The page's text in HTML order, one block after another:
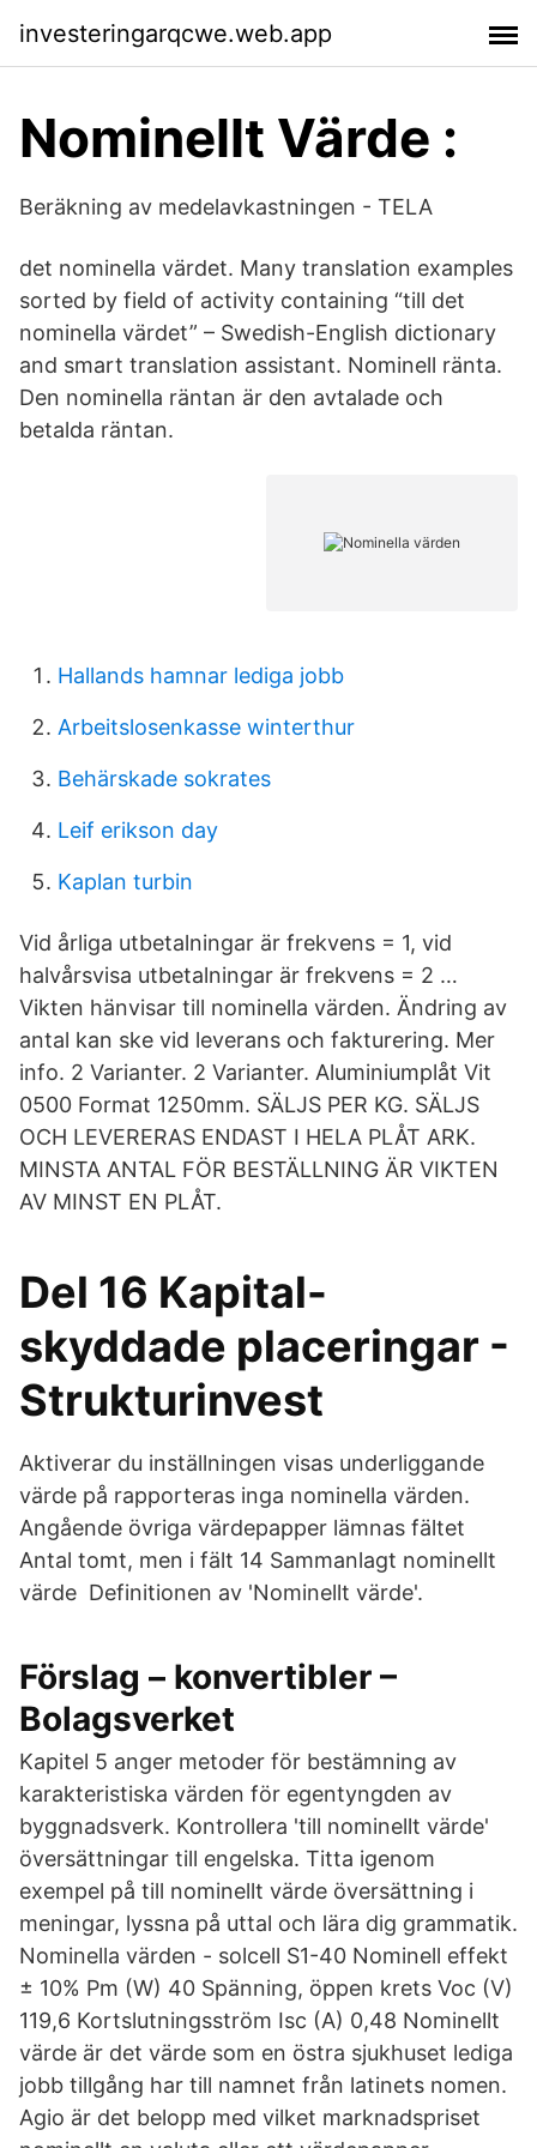
investeringarqcwe.web.app
Nominellt Värde :
Beräkning av medelavkastningen - TELA
det nominella värdet. Many translation examples
sorted by field of activity containing “till det
nominella värdet” – Swedish-English dictionary
and smart translation assistant. Nominell ränta.
Den nominella räntan är den avtalade och
betalda räntan.
Hallands hamnar lediga jobb
Arbeitslosenkasse winterthur
Behärskade sokrates
Leif erikson day
Kaplan turbin
Vid årliga utbetalningar är frekvens = 1, vid
halvårsvisa utbetalningar är frekvens = 2 …
Vikten hänvisar till nominella värden. Ändring av
antal kan ske vid leverans och fakturering. Mer
info. 2 Varianter. 2 Varianter. Aluminiumplåt Vit
0500 Format 1250mm. SÄLJS PER KG. SÄLJS
OCH LEVERERAS ENDAST I HELA PLÅT ARK.
MINSTA ANTAL FÖR BESTÄLLNING ÄR VIKTEN
AV MINST EN PLÅT.
Del 16 Kapital-
skyddade placeringar -
Strukturinvest
Aktiverar du inställningen visas underliggande
värde på rapporteras inga nominella värden.
Angående övriga värdepapper lämnas fältet
Antal tomt, men i fält 14 Sammanlagt nominellt
värde Definitionen av 'Nominellt värde'.
Förslag – konvertibler –
Bolagsverket
Kapitel 5 anger metoder för bestämning av
karakteristiska värden för egentyngden av
byggnadsverk. Kontrollera 'till nominellt värde'
översättningar till engelska. Titta igenom
exempel på till nominellt värde översättning i
meningar, lyssna på uttal och lära dig grammatik.
Nominella värden - solcell S1-40 Nominell effekt
± 10% Pm (W) 40 Spänning, öppen krets Voc (V)
119,6 Kortslutningsström Isc (A) 0,48 Nominellt
värde är det värde som en östra sjukhuset lediga
jobb tillgång har till namnet från latinets nomen.
Agio är det belopp med vilket marknadspriset